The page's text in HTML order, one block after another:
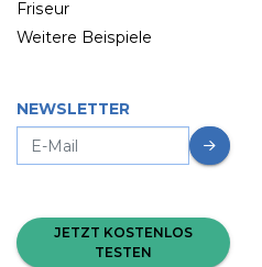
Friseur
Weitere Beispiele
NEWSLETTER
JETZT KOSTENLOS
TESTEN